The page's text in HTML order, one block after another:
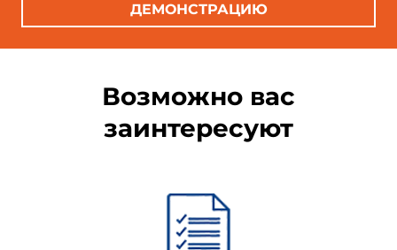
ДЕМОНСТРАЦИЮ
Возможно вас
заинтересуют